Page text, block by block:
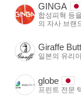
GINGA
합성피혁 등
의 자사 브랜
Giraffe
일본의 유리
globe
프린트 전문